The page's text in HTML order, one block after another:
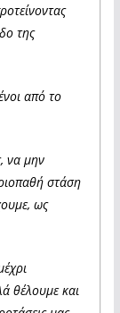
της
από το
να μην
στάση
ως
θέλουμε και